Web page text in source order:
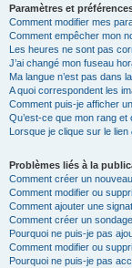
Paramètres et
Comment modifier mes
Comment empêcher mon
Les heures ne sont pas
J’ai changé mon fuseau
Ma langue n’est pas dans
A quoi correspondent les
Comment puis-je afficher
Qu’est-ce que mon rang et
Lorsque je clique sur le lien
Problèmes liés à la
Comment créer un
Comment modifier ou
Comment ajouter une
Comment créer un
Pourquoi ne puis-je pas
Comment modifier ou
Pourquoi ne puis-je pas